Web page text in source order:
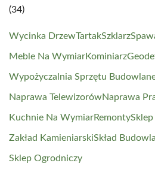
(34)
Wycinka DrzewTartakSzklarz
Meble Na WymiarKominiarz
Wypożyczalnia Sprzętu
Naprawa TelewizorówNaprawa
Kuchnie Na WymiarRemonty
Zakład KamieniarskiSkład
Sklep Ogrodniczy